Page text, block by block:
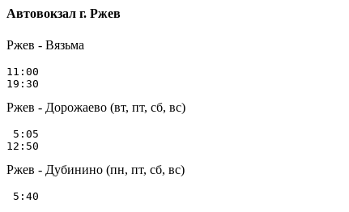
Автовокзал г. Ржев
Ржев - Вязьма
11:00
Ржев - Дорожаево (вт, пт, сб, вс)
5:05
Ржев - Дубинино (пн, пт, сб, вс)